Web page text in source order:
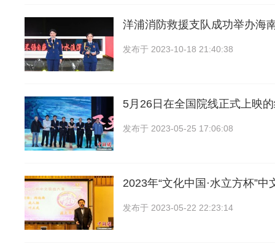
洋浦消防救援支队成功举办海
发布于 2023-10-18 21:40:38
5月26日在全国院线正式上映
发布于 2023-05-25 17:06:08
2023年“文化中国·水立方杯”中
发布于 2023-05-22 22:23:14